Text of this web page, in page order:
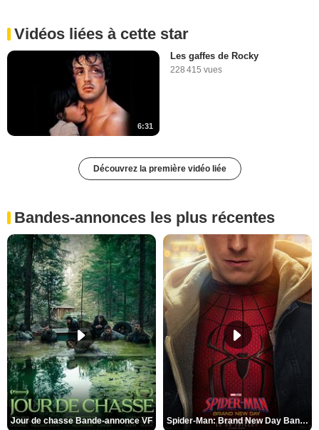
Vidéos liées à cette star
6:31
Les gaffes de Rocky
228 415 vues
Découvrez la première vidéo liée
Bandes-annonces les plus récentes
Jour de chasse Bande-annonce VF Spider-Man: Brand New Day Bande-annonce (3) VO STFR